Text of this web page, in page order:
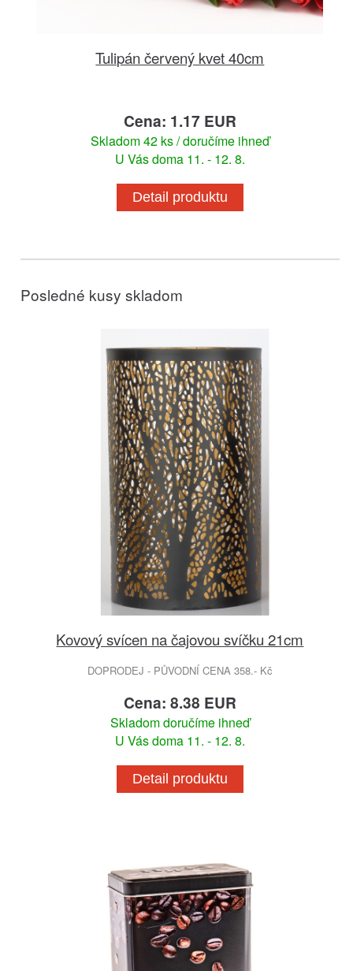
Tulipán červený kvet 40cm
Cena: 1.17 EUR
Skladom 42 ks / doručíme ihneď
U Vás doma 11. - 12. 8.
Detail produktu
Posledné kusy skladom
Kovový svícen na čajovou svíčku 21cm
DOPRODEJ - PŮVODNÍ CENA 358.- Kč
Cena: 8.38 EUR
Skladom doručíme ihneď
U Vás doma 11. - 12. 8.
Detail produktu